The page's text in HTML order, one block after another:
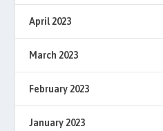
April 2023
March 2023
February 2023
January 2023